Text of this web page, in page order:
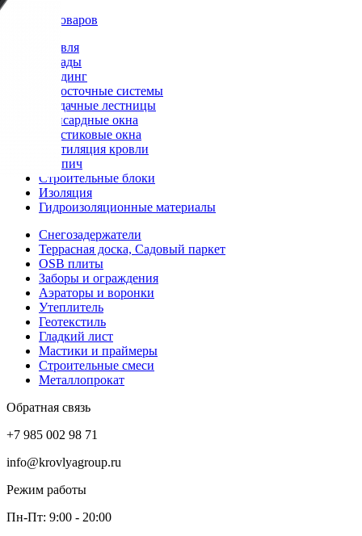
Каталог товаров
Кровля
Фасады
Сайдинг
Водосточные системы
Чердачные лестницы
Мансардные окна
Пластиковые окна
Вентиляция кровли
Кирпич
Строительные блоки
Изоляция
Гидроизоляционные материалы
Снегозадержатели
Террасная доска, Садовый паркет
OSB плиты
Заборы и ограждения
Аэраторы и воронки
Утеплитель
Геотекстиль
Гладкий лист
Мастики и праймеры
Строительные смеси
Металлопрокат
Обратная связь
+7 985 002 98 71
info@krovlyagroup.ru
Режим работы
Пн-Пт: 9:00 - 20:00